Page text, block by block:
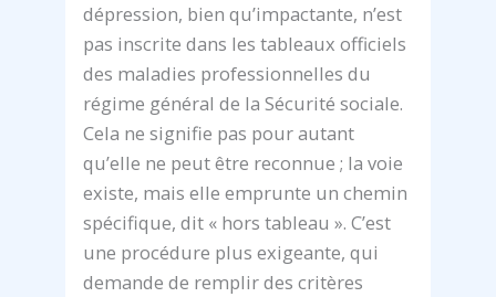
dépression, bien qu’impactante, n’est
pas inscrite dans les tableaux officiels
des maladies professionnelles du
régime général de la Sécurité sociale.
Cela ne signifie pas pour autant
qu’elle ne peut être reconnue ; la voie
existe, mais elle emprunte un chemin
spécifique, dit « hors tableau ». C’est
une procédure plus exigeante, qui
demande de remplir des critères